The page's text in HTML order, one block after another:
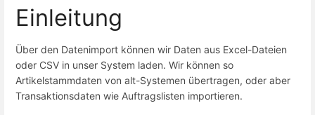
Einleitung
Über den Datenimport können wir Daten aus Excel-Dateien
oder CSV in unser System laden. Wir können so
Artikelstammdaten von alt-Systemen übertragen, oder aber
Transaktionsdaten wie Auftragslisten importieren.